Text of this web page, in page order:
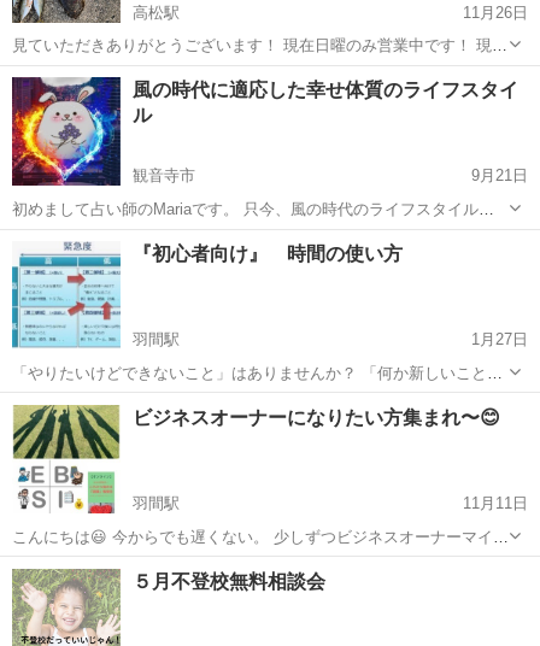
高松駅
11月26日
見ていただきありがとうございます！ 現在日曜のみ営業中です！ 現在
コウイカちゃん実施中！ 単純な仕掛けと釣り方で釣れてますよ！！ し
かしながらタックルが強力な物で無いと 遊べない魚なので ホームペー
ジや検索で確認...
香川 高松市 高松駅 自然体験
風の時代に適応した幸せ体質のライフスタイ
ル
観音寺市
9月21日
初めまして占い師のMariaです。 只今、風の時代のライフスタイルを
身につけて 頂こうと受講生を募集しています。 •占い師になりたい方
はもちろん（事務所にて） •本質を引き出して欲しい方（本当の自分が
分からないと感じて...
観音寺市 生活知識 占い師
『初心者向け』 時間の使い方
羽間駅
1月27日
「やりたいけどできないこと」はありませんか？ 「何か新しいことを
はじめたい！」 「時間がない！」 「夢や目標があるが、諦めている」
ということをよく耳にします！ ７つの習慣（フランクリン・コヴィー
著）に書かれて...
香川 丸亀市 羽間駅 その他 初心者
ビジネスオーナーになりたい方集まれ〜😊
羽間駅
11月11日
こんにちは😃 今からでも遅くない。 少しずつビジネスオーナーマイン
ドを 身につけていこう。 不労収入を得て、 自由な時間、お金を手に
入れませんか？ ツボとコツを掴んで、自由を手に入れる 勉強会を。一
香川 丸亀市 羽間駅 その他 お金
５月不登校無料相談会